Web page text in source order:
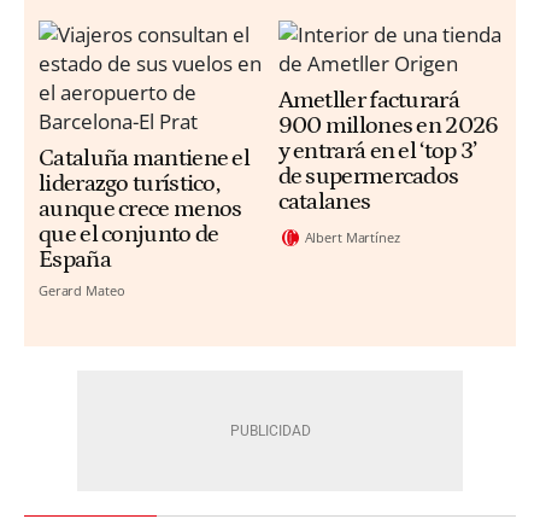
Cataluña mantiene el
liderazgo turístico,
aunque crece menos
que el conjunto de
España
Gerard Mateo
Ametller facturará
900 millones en 2026
y entrará en el ‘top 3’
de supermercados
catalanes
Albert Martínez